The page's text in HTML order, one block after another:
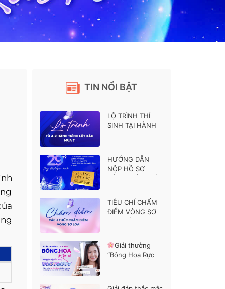
TIN NỔI BẬT
LỘ TRÌNH THÍ
SINH TẠI HÀNH
HƯỚNG DẪN
NỘP HỒ SƠ
TIÊU CHÍ CHẤM
ĐIỂM VÒNG SƠ
Giải thưởng
“Bông Hoa Rực